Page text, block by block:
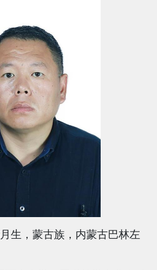
月生，蒙古族，内蒙古巴林左